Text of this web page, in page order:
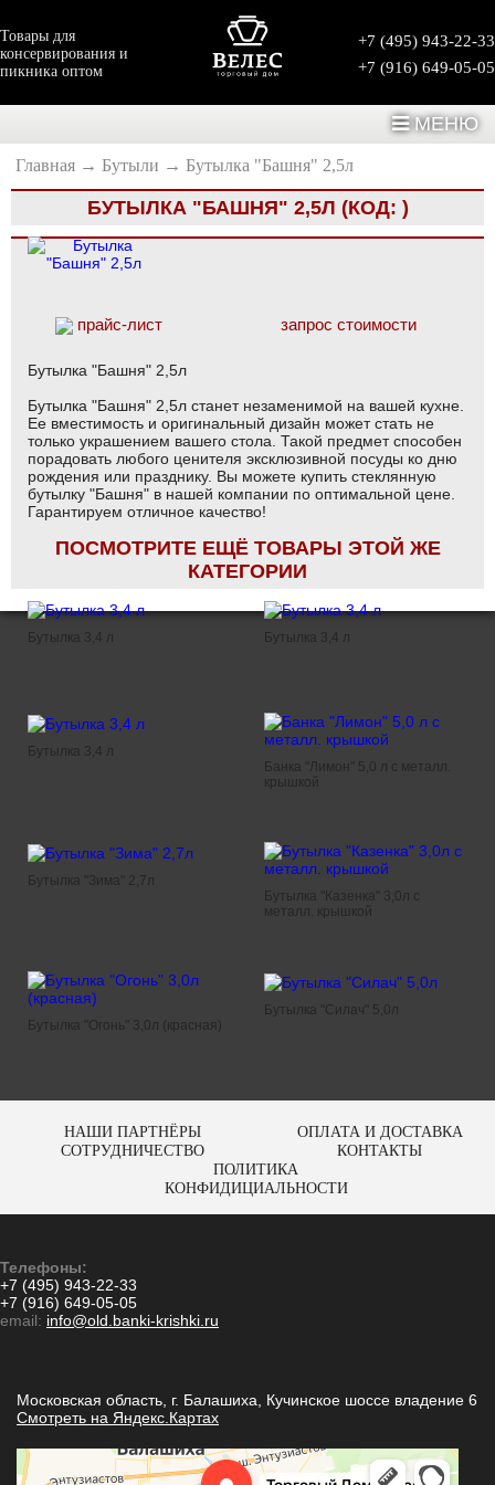
Товары для
консервирования и
пикника оптом
+7 (495) 943-22-33
+7 (916) 649-05-05
МЕНЮ
Главная → Бутыли → Бутылка "Башня" 2,5л
БУТЫЛКА "БАШНЯ" 2,5Л (КОД: )
прайс-лист запрос стоимости
Бутылка "Башня" 2,5л
Бутылка "Башня" 2,5л станет незаменимой на вашей кухне.
Ее вместимость и оригинальный дизайн может стать не
только украшением вашего стола. Такой предмет способен
порадовать любого ценителя эксклюзивной посуды ко дню
рождения или празднику. Вы можете купить стеклянную
бутылку "Башня" в нашей компании по оптимальной цене.
Гарантируем отличное качество!
ПОСМОТРИТЕ ЕЩЁ ТОВАРЫ ЭТОЙ ЖЕ
КАТЕГОРИИ
Бутылка 3,4 л Бутылка 3,4 л
Бутылка 3,4 л
Банка "Лимон" 5,0 л с металл.
крышкой
Бутылка "Зима" 2,7л
Бутылка "Казенка" 3,0л с
металл. крышкой
Бутылка "Огонь" 3,0л (красная)
Бутылка "Силач" 5,0л
НАШИ ПАРТНЁРЫ
ОПЛАТА И ДОСТАВКА
СОТРУДНИЧЕСТВО
КОНТАКТЫ
ПОЛИТИКА
КОНФИДИЦИАЛЬНОСТИ
Телефоны:
+7 (495) 943-22-33
+7 (916) 649-05-05
email: info@old.banki-krishki.ru
Московская область, г. Балашиха, Кучинское шоссе владение 6
Смотреть на Яндекс.Картах